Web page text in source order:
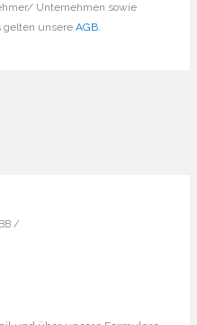
Unternehmen sowie
gelten unsereAGB.
/